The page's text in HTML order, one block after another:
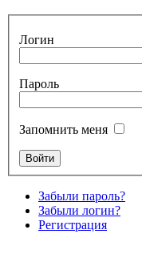
Логин
Пароль
Запомнить меня
Забыли пароль?
Забыли логин?
Регистрация